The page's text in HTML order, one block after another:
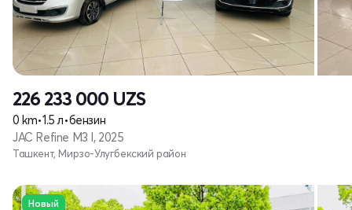
226 233 000 UZS
0 km•1.5 л•бензин
JAC Refine M3 I, 2025
Ташкент, Мирзо-Улугбекский район
Новый